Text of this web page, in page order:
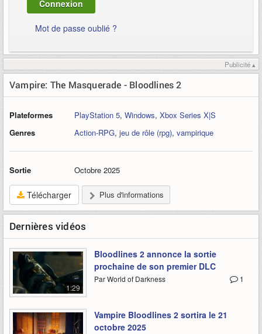
Mot de passe oublié ?
Publicité ▴
Vampire: The Masquerade - Bloodlines 2
Plateformes PlayStation 5, Windows, Xbox Series X|S
Genres
Action-RPG, jeu de rôle (rpg), vampirique
Sortie Octobre 2025
Télécharger Plus d'informations
Dernières vidéos
1:29
Bloodlines 2 annonce la sortie
prochaine de son premier DLC
1
Par World of Darkness
Vampire Bloodlines 2 sortira le 21
octobre 2025